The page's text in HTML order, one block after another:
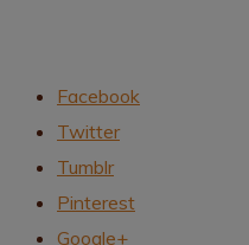
Facebook
Twitter
Tumblr
Pinterest
Google+